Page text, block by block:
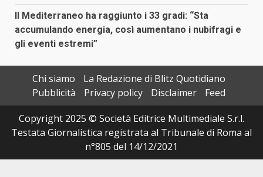
Il Mediterraneo ha raggiunto i 33 gradi: “Sta
accumulando energia, così aumentano i nubifragi e
gli eventi estremi”
Chi siamo
La Redazione di Blitz Quotidiano
Pubblicità
Privacy policy Disclaimer
Feed
Copyright 2025 © Società Editrice Multimediale S.r.l.
Testata Giornalistica registrata al Tribunale di Roma al
n°805 del 14/12/2021